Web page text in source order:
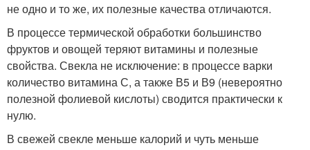
не одно и то же, их полезные качества отличаются.
В процессе термической обработки большинство
фруктов и овощей теряют витамины и полезные
свойства. Свекла не исключение: в процессе варки
количество витамина С, а также В5 и В9 (невероятно
полезной фолиевой кислоты) сводится практически к
нулю.
В свежей свекле меньше калорий и чуть меньше